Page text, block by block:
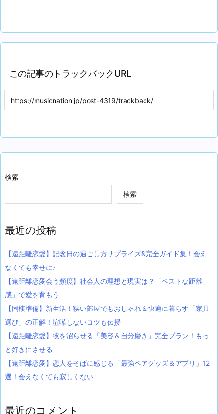
この記事のトラックバックURL
検索
検索
最近の投稿
【遠距離恋愛】記念日の過ごし方サプライズ&完全ガイド集！会え
なくても幸せに♪
【遠距離恋愛会う頻度】社会人の理想と現実は？「ベストな距離
感」で愛を育もう
【同棲準備】新生活！狭い部屋でもおしゃれ＆快適に暮らす「家具
選び」の正解！喧嘩しないコツも伝授
【遠距離恋愛】彼を沼らせる「美容＆自分磨き」完全プラン！もっ
と好きにさせる
【遠距離恋愛】恋人をそばに感じる「最強ペアグッズ＆アプリ」12
選！会えなくても寂しくない
最近のコメント